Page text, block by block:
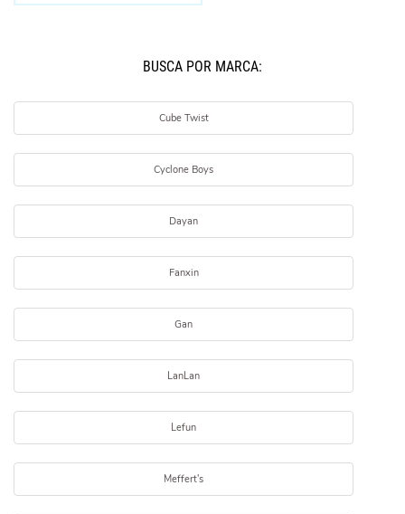
BUSCÁ POR MARCA:
Cube Twist
Cyclone Boys
Dayan
Fanxin
Gan
LanLan
Lefun
Meffert's